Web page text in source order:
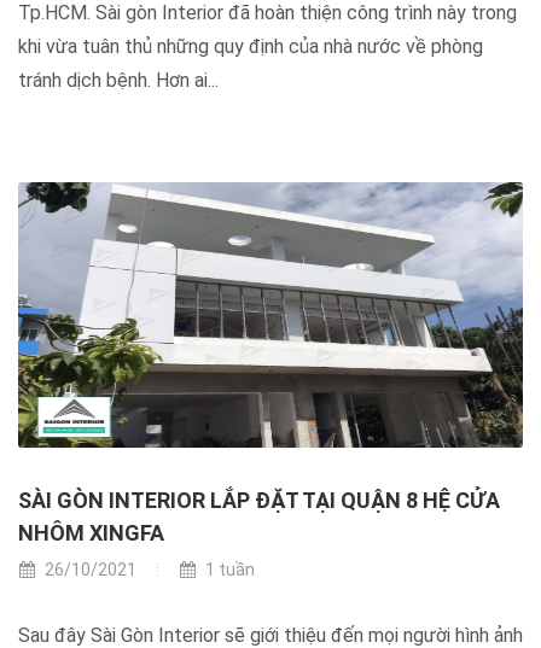
Tp.HCM. Sài gòn Interior đã hoàn thiện công trình này trong
khi vừa tuân thủ những quy định của nhà nước về phòng
tránh dịch bệnh. Hơn ai...
SÀI GÒN INTERIOR LẮP ĐẶT TẠI QUẬN 8 HỆ CỬA
NHÔM XINGFA
26/10/2021 1 tuần
Sau đây Sài Gòn Interior sẽ giới thiệu đến mọi người hình ảnh